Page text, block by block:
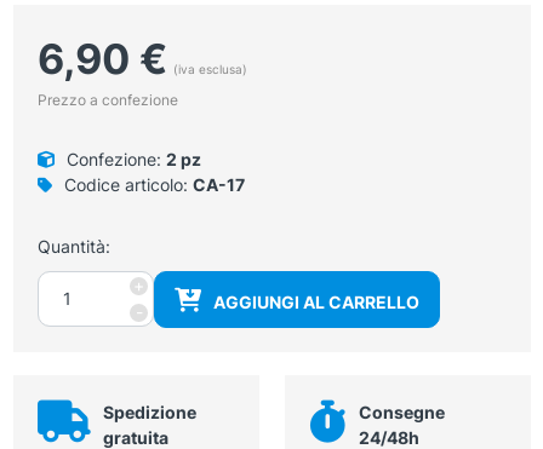
6,90 € (iva esclusa)
Prezzo a confezione
Confezione: 2 pz
Codice articolo: CA-17
Quantità:
-
Correttore
nastro
+
AGGIUNGI AL CARRELLO
Spedizione
gratuita
Consegne
24/48h